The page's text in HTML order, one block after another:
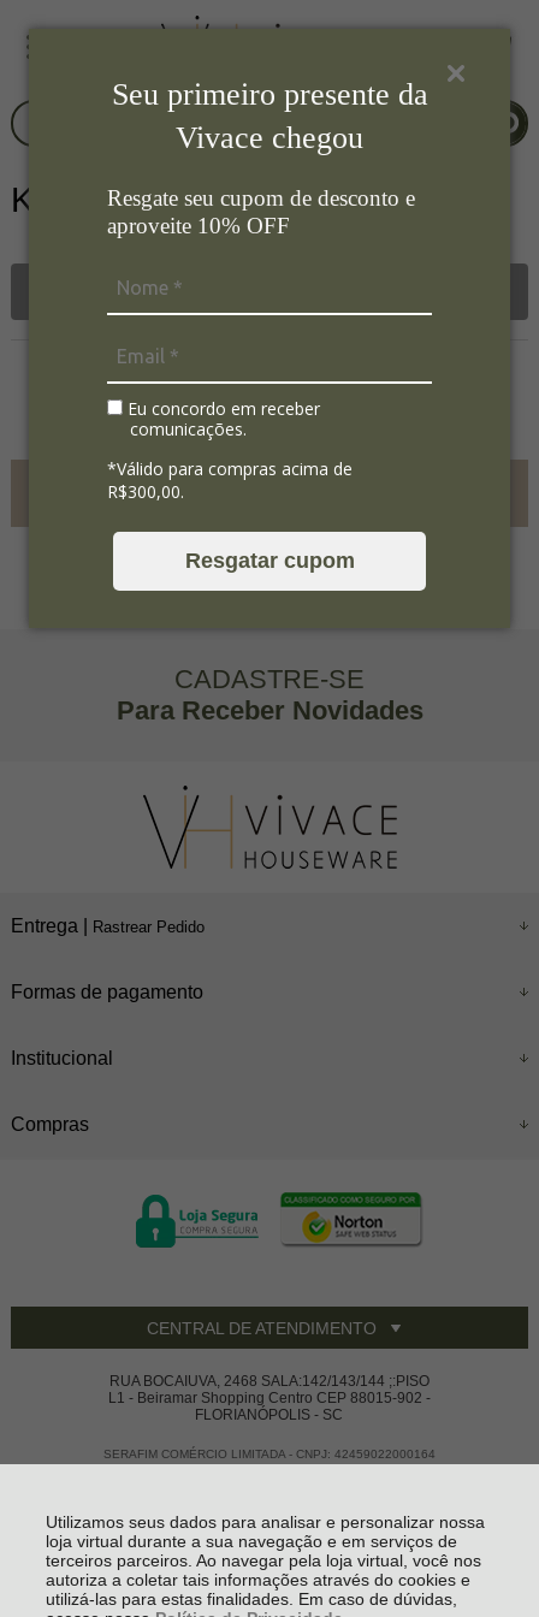
Seu primeiro presente da
Vivace chegou
Resgate seu cupom de desconto e
aproveite 10% OFF
Eu concordo em receber
comunicações.
*Válido para compras acima de
R$300,00.
Resgatar cupom
Utilizamos seus dados para analisar e personalizar nossa
loja virtual durante a sua navegação e em serviços de
terceiros parceiros. Ao navegar pela loja virtual, você nos
autoriza a coletar tais informações através do cookies e
utilizá-las para estas finalidades. Em caso de dúvidas,
Kit
Nenhum registro encontrado.
FRETE GRÁTIS ACIMA DE
R$700,00
CADASTRE-SE
Para Receber Novidades
Entrega | Rastrear Pedido
Formas de pagamento
Institucional
Compras
CENTRAL DE ATENDIMENTO
RUA BOCAIUVA, 2468 SALA:142/143/144 ;:PISO
L1 - Beiramar Shopping Centro CEP 88015-902 -
FLORIANÓPOLIS - SC
SERAFIM COMÉRCIO LIMITADA - CNPJ: 42459022000164